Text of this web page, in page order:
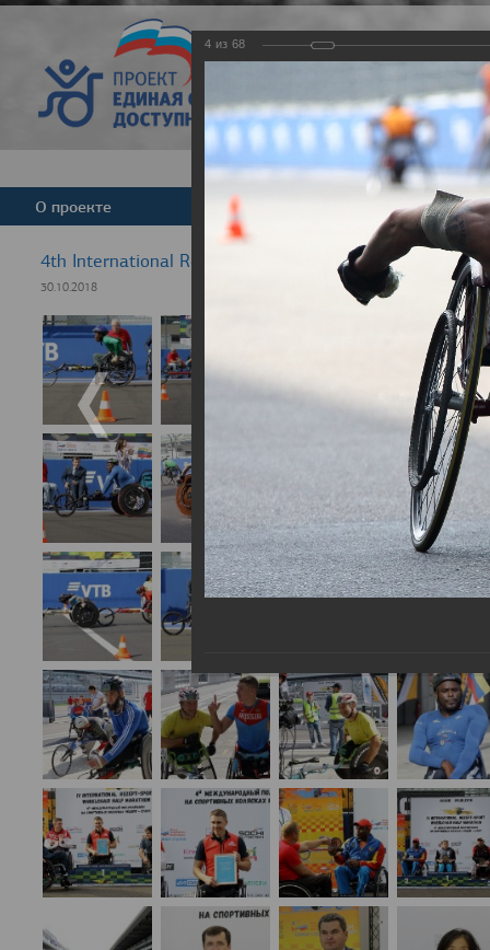
Версия для
О проекте Команда Новости
4th International Rezept-Sport Wheelchair Half
30.10.2018
4 из 68